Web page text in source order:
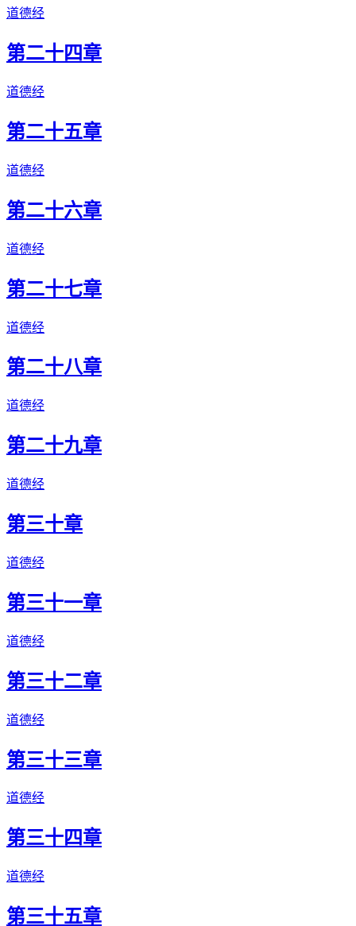
道德经
第二十四章
道德经
第二十五章
道德经
第二十六章
道德经
第二十七章
道德经
第二十八章
道德经
第二十九章
道德经
第三十章
道德经
第三十一章
道德经
第三十二章
道德经
第三十三章
道德经
第三十四章
道德经
第三十五章